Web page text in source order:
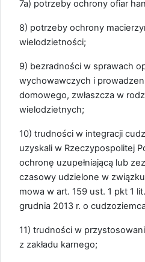
7a) potrzeby ochrony ofiar
8) potrzeby ochrony
wielodzietności;
9) bezradności w sprawach
wychowawczych i
domowego, zwłaszcza w
wielodzietnych;
10) trudności w integracji
uzyskali w Rzeczypospolitej
ochronę uzupełniającą lub
czasowy udzielone w
mowa w art. 159 ust. 1 pkt 1
grudnia 2013 r. o
11) trudności w
z zakładu karnego;